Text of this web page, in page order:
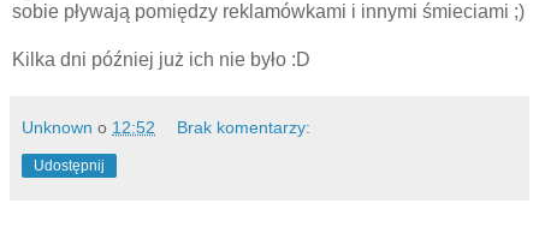
sobie pływają pomiędzy reklamówkami i innymi śmieciami ;)
Kilka dni później już ich nie było :D
Unknown o 12:52 Brak komentarzy:
Udostępnij